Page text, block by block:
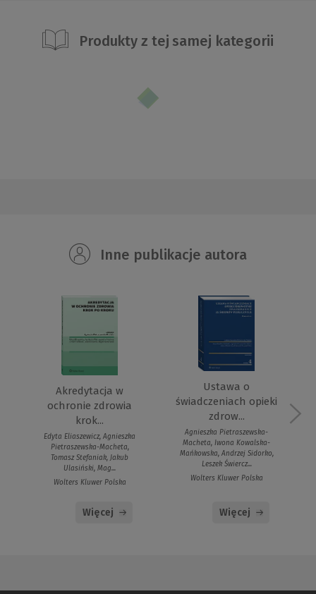
Produkty z tej samej kategorii
Inne publikacje autora
Akredytacja w
ochronie zdrowia
krok...
Edyta Eliaszewicz, Agnieszka
Pietraszewska-Macheta,
Tomasz Stefaniak, Jakub
Ulasiński, Mag...
Wolters Kluwer Polska
Więcej
Ustawa o
świadczeniach opieki
zdrow...
Agnieszka Pietraszewska-
Macheta, Iwona Kowalska-
Mańkowska, Andrzej Sidorko,
Leszek Świercz...
Wolters Kluwer Polska
Więcej